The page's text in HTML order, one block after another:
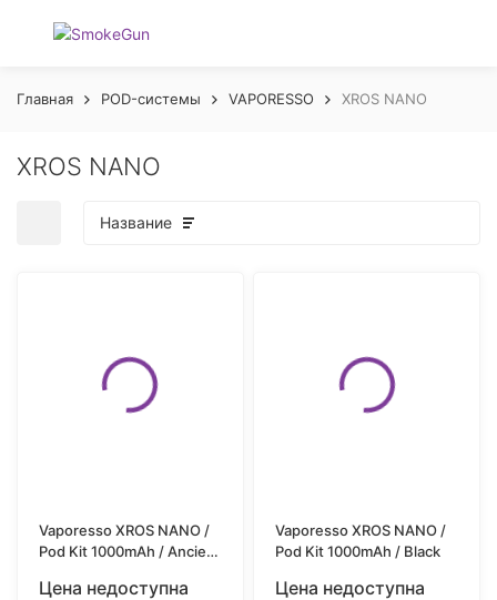
Главная POD-системы VAPORESSO XROS NANO
XROS NANO
Название
Vaporesso XROS NANO /
Pod Kit 1000mAh / Ancient
Цена недоступна
Vaporesso XROS NANO /
Pod Kit 1000mAh / Black
Цена недоступна